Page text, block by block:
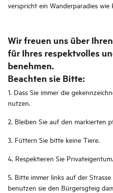
verspricht ein Wanderparadies wie
Wir freuen uns über
für Ihres respektvolles
benehmen.
Beachten sie Bitte:
1. Dass Sie immer die
nutzen.
2. Bleiben Sie auf den markierten
3. Füttern Sie bitte keine Tiere.
4. Respektieren Sie Privateigentum.
5. Bitte immer links auf der
benutzen sie den Bürgersgteig